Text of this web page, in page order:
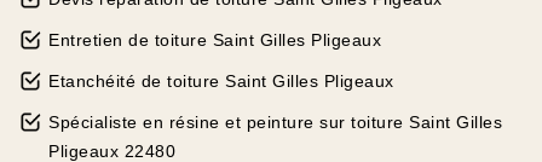
Entretien de toiture Saint Gilles Pligeaux
Etanchéité de toiture Saint Gilles Pligeaux
Spécialiste en résine et peinture sur toiture Saint Gilles
Pligeaux 22480